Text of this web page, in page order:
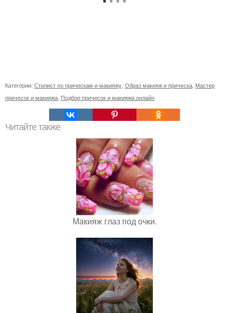
Категории: Стилист по прическам и макияжу Образ макияж и прическа Мастер
причесок и макияжа Подбор причесок и макияжа онлайн
Читайте также
Макияж глаз под очки.